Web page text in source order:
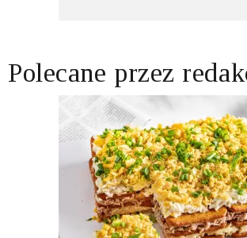
Polecane przez